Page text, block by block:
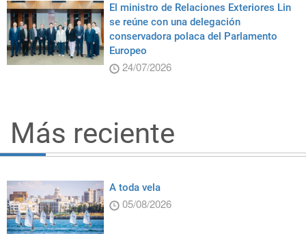
El ministro de Relaciones Exteriores Lin
se reúne con una delegación
conservadora polaca del Parlamento
Europeo
24/07/2026
Más reciente
A toda vela
05/08/2026